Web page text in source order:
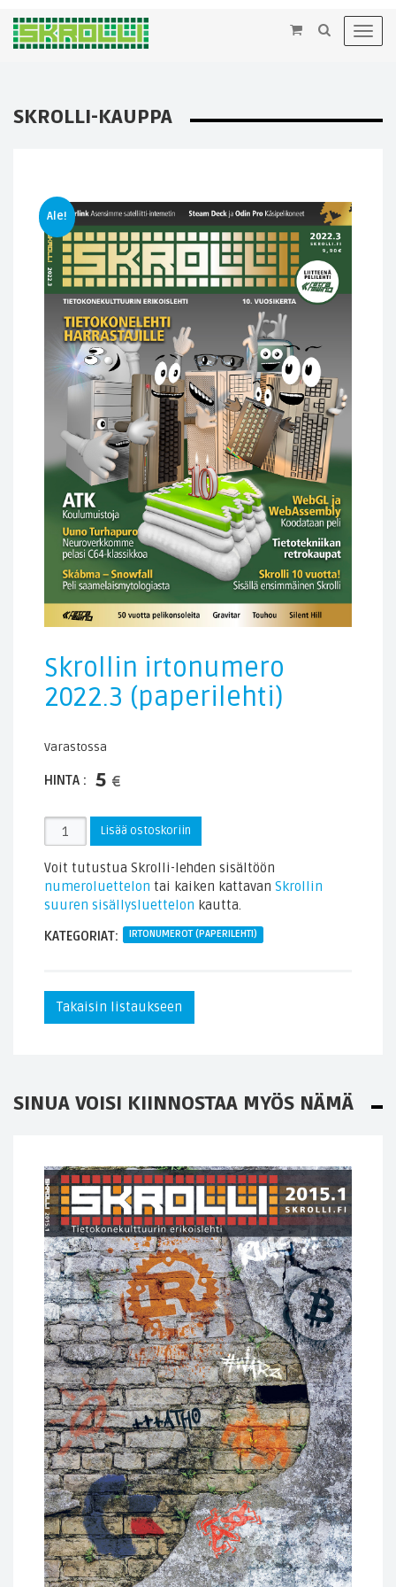
×
SKROLLI-KAUPPA
Ale!
Skrollin irtonumero
2022.3 (paperilehti)
Varastossa
HINTA : 5 €
Skrollin
irtonumero
2022.3
(paperilehti)
määrä
Lisää ostoskoriin
Voit tutustua Skrolli-lehden sisältöön
numeroluettelon tai kaiken kattavan Skrollin
suuren sisällysluettelon kautta.
KATEGORIAT:
IRTONUMEROT (PAPERILEHTI)
Takaisin listaukseen
SINUA VOISI KIINNOSTAA MYÖS NÄMÄ